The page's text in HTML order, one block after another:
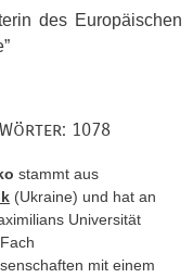
des Europäischen
1078
stammt aus
(Ukraine) und hat an
Universität
mit einem